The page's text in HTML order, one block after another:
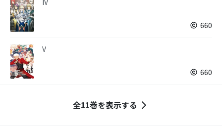
IV
660
V
660
全11巻を表示する